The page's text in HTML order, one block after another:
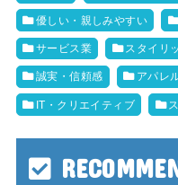
優しい・親しみやすい
サービス業 スタイリ
誠実・信頼感 アパレ
IT・クリエイティブ